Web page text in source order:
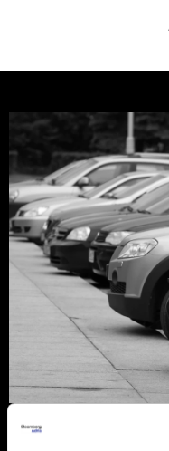
Srbija još vozi